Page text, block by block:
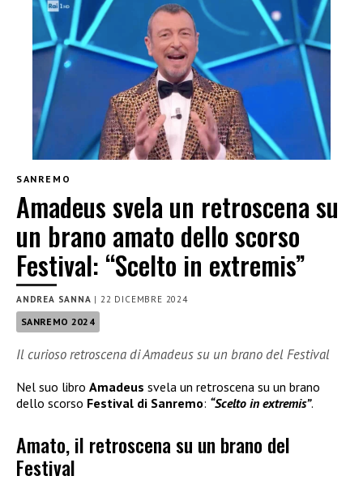
SANREMO
Amadeus svela un retroscena su
un brano amato dello scorso
Festival: “Scelto in extremis”
ANDREA SANNA |22 DICEMBRE 2024
SANREMO 2024
Il curioso retroscena di Amadeus su un brano del Festival
Nel suo libro Amadeus svela un retroscena su un brano
dello scorso Festival di Sanremo: “Scelto in extremis”.
Amato, il retroscena su un brano del
Festival